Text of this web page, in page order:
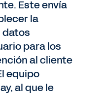
Este envía
la
datos
para los
al cliente
equipo
al que le